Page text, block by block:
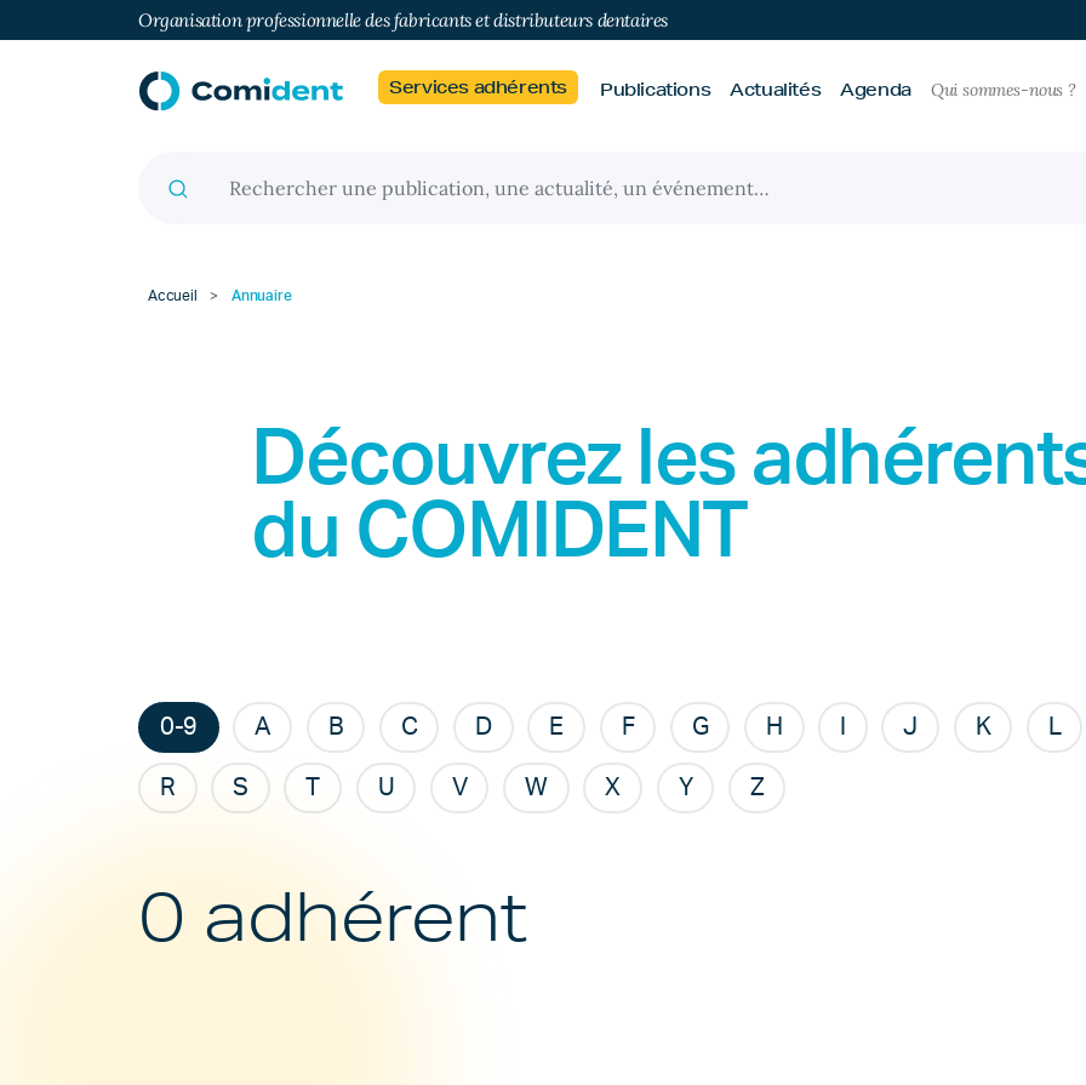
Organisation professionnelle des fabricants et distributeurs dentaires
Services adhérents Publications Actualités Agenda Qui sommes-nous ?
Accueil > Annuaire
Découvrez les
du COMIDENT
0-9 A B C D E F G H J K L
R S U V W X Y Z
0 adhérent